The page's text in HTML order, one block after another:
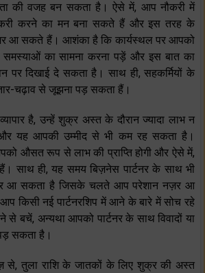
की वजह बन सकता है। ऐसे में, आप नौकरी में
करने का मन बना सकते हैं और इस तरह के
आ सकते हैं। आशंका है कि कार्यस्थल पर आपको
समस्याओं का सामना करना पड़ें और इस बात का
दिखाई दे सकता है। साथ ही, सहकर्मियों के
चढ़ाव से जूझना पड़ सकता हैं।
है, उन्हें शुक्र अस्त के दौरान ज्यादा लाभ न
यह आपकी उम्मीद से भी कम रह सकता है।
औसत रूप से लाभ की प्राप्ति होगी और ऐसे में,
साथ ही, यह समय बिज़नेस पार्टनर के साथ भी
आ सकता है जिसके चलते आप परेशान नज़र आ
किसी नई पार्टनरशिप में आने के बारे में सोच रहे
से बचें, अन्यथा आपको पार्टनर के साथ विवादों या
सकता है।
से, तुला राशि के जातकों के लिए शुक्र की अस्त